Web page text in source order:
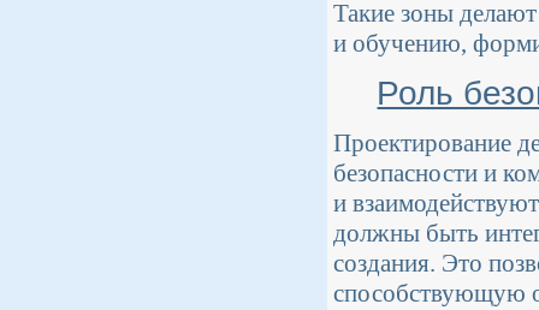
Такие зоны
и обучению,
Роль
Проектирование
безопасности и
и
должны быть
создания. Это
способствующую